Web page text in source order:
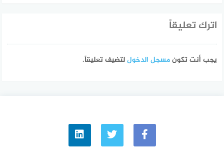
اترك تعليقاً
يجب أنت تكونمسجل الدخوللتضيف تعليقاً.